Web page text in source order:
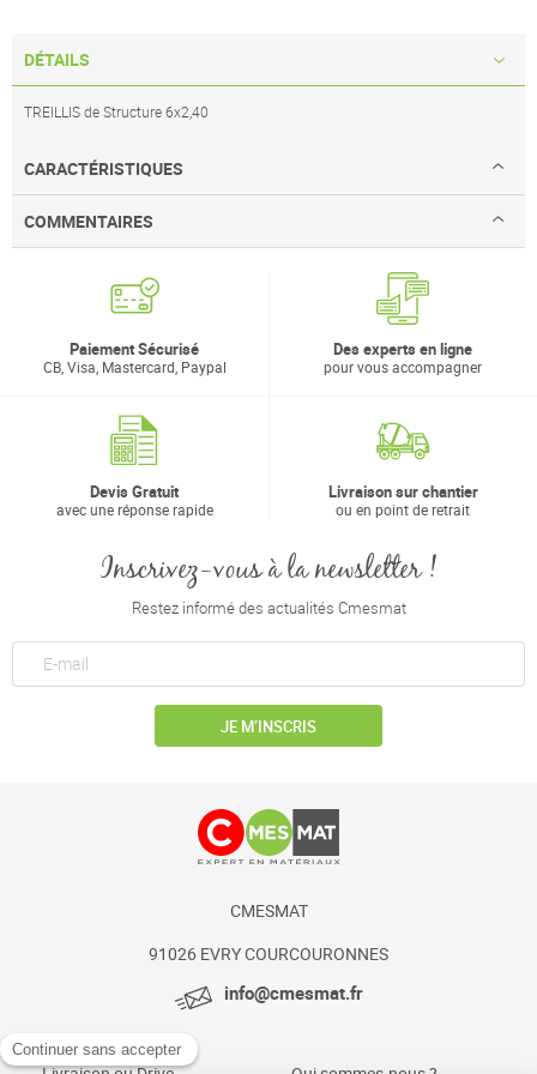
DÉTAILS
TREILLIS de Structure 6x2,40
CARACTÉRISTIQUES
COMMENTAIRES
Paiement Sécurisé
CB, Visa, Mastercard, Paypal
Des experts en ligne
pour vous accompagner
Devis Gratuit
avec une réponse rapide
Livraison sur chantier
ou en point de retrait
Inscrivez-vous à la newsletter !
Restez informé des actualités Cmesmat
JE M’INSCRIS
CMESMAT
91026 EVRY COURCOURONNES
info@cmesmat.fr